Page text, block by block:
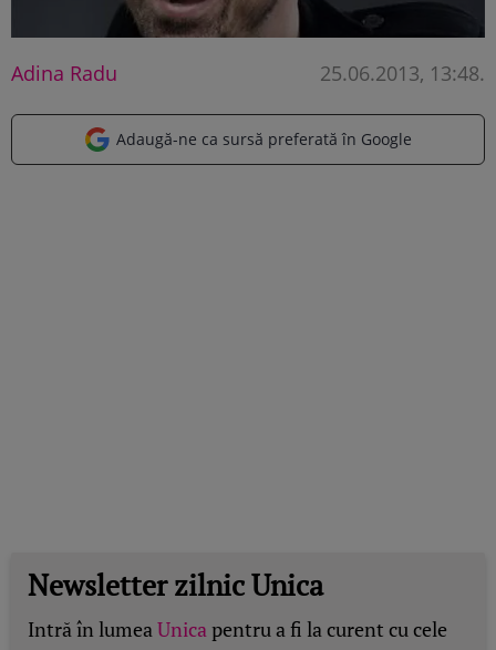
Adina Radu 25.06.2013, 13:48.
Adaugă-ne ca sursă preferată în Google
Newsletter zilnic Unica
Intră în lumeaUnicapentru a fi la curent cu cele